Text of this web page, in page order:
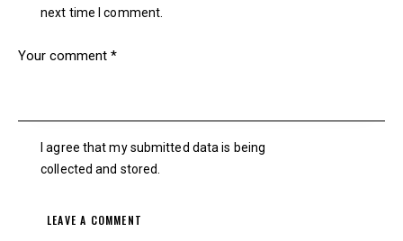
next time I comment.
I agree that my submitted data is being
collected and stored.